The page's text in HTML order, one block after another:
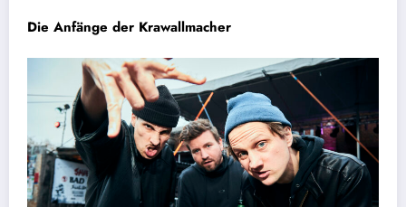
Die Anfänge der Krawallmacher